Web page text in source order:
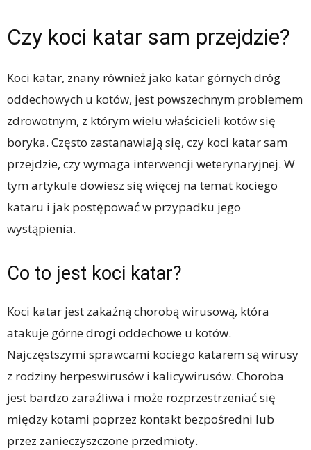
Czy koci katar sam przejdzie?
Koci katar, znany również jako katar górnych dróg
oddechowych u kotów, jest powszechnym problemem
zdrowotnym, z którym wielu właścicieli kotów się
boryka. Często zastanawiają się, czy koci katar sam
przejdzie, czy wymaga interwencji weterynaryjnej. W
tym artykule dowiesz się więcej na temat kociego
kataru i jak postępować w przypadku jego
wystąpienia.
Co to jest koci katar?
Koci katar jest zakaźną chorobą wirusową, która
atakuje górne drogi oddechowe u kotów.
Najczęstszymi sprawcami kociego katarem są wirusy
z rodziny herpeswirusów i kalicywirusów. Choroba
jest bardzo zaraźliwa i może rozprzestrzeniać się
między kotami poprzez kontakt bezpośredni lub
przez zanieczyszczone przedmioty.